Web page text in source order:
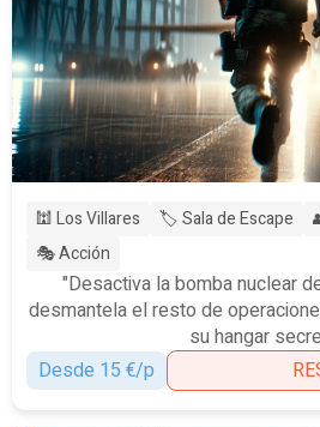
🕍 Los Villares 🏷️ Sala de Escape
🎭 Acción
"Desactiva la bomba nuclear
desmantela el resto de
su hangar
Desde 15 €/p